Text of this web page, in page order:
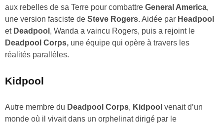
aux rebelles de sa Terre pour combattre General America,
une version fasciste de Steve Rogers. Aidée par Headpool
et Deadpool , Wanda a vaincu Rogers, puis a rejoint le
Deadpool Corps, une équipe qui opère à travers les
réalités parallèles.
Kidpool
Autre membre du Deadpool Corps, Kidpool venait d’un
monde où il vivait dans un orphelinat dirigé par le